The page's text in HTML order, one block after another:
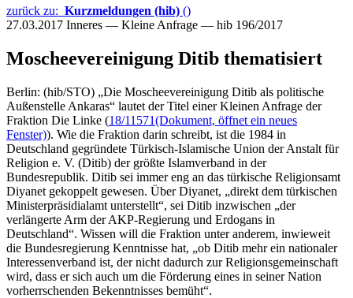
zurück zu: Kurzmeldungen (hib) ()
27.03.2017 Inneres — Kleine Anfrage — hib 196/2017
Moscheevereinigung Ditib thematisiert
Berlin: (hib/STO) „Die Moscheevereinigung Ditib als politische
Außenstelle Ankaras“ lautet der Titel einer Kleinen Anfrage der
Fraktion Die Linke (18/11571(Dokument, öffnet ein neues
Fenster)). Wie die Fraktion darin schreibt, ist die 1984 in
Deutschland gegründete Türkisch-Islamische Union der Anstalt für
Religion e. V. (Ditib) der größte Islamverband in der
Bundesrepublik. Ditib sei immer eng an das türkische Religionsamt
Diyanet gekoppelt gewesen. Über Diyanet, „direkt dem türkischen
Ministerpräsidialamt unterstellt“, sei Ditib inzwischen „der
verlängerte Arm der AKP-Regierung und Erdogans in
Deutschland“. Wissen will die Fraktion unter anderem, inwieweit
die Bundesregierung Kenntnisse hat, „ob Ditib mehr ein nationaler
Interessenverband ist, der nicht dadurch zur Religionsgemeinschaft
wird, dass er sich auch um die Förderung eines in seiner Nation
vorherrschenden Bekenntnisses bemüht“.